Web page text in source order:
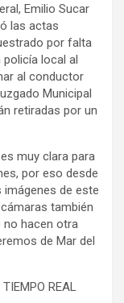
Emilio Sucar
las actas
por falta
local al
al conductor
Municipal
retiradas por un
muy clara para
por eso desde
de este
también
hacen otra
de Mar del
REAL